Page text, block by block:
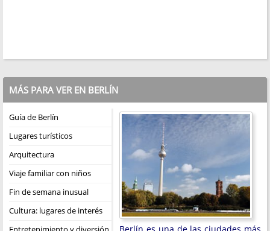
MÁS PARA VER EN BERLÍN
Guía de Berlín
Lugares turísticos
Arquitectura
Viaje familiar con niños
Fin de semana inusual
Cultura: lugares de interés